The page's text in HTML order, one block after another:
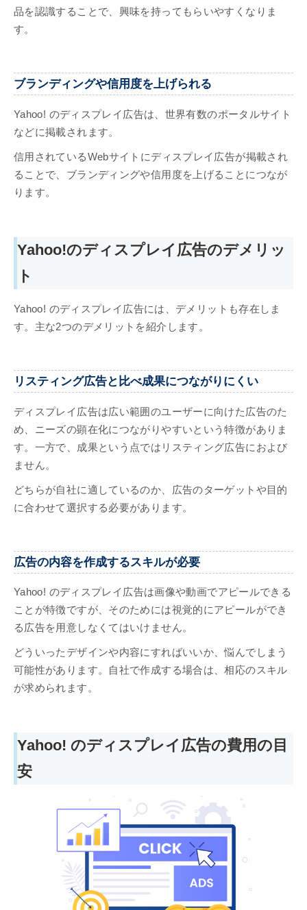
品を認識することで、興味を持ってもらいやすくなりま
す。
ブランディングや信用度を上げられる
Yahoo! のディスプレイ広告は、世界有数のポータルサイト
などに掲載されます。
信用されているWebサイトにディスプレイ広告が掲載され
ることで、ブランディングや信用度を上げることにつなが
ります。
Yahoo!のディスプレイ広告のデメリッ
ト
Yahoo! のディスプレイ広告には、デメリットも存在しま
す。主な2つのデメリットを紹介します。
リスティング広告と比べ成果につながりにくい
ディスプレイ広告は広い範囲のユーザーに向けた広告のた
め、ニーズの顕在化につながりやすいという特徴がありま
す。一方で、成果という点ではリスティング広告におよび
ません。
どちらが自社に適しているのか、広告のターゲットや目的
に合わせて選択する必要があります。
広告の内容を作成するスキルが必要
Yahoo! のディスプレイ広告は画像や動画でアピールできる
ことが特徴ですが、そのためには視覚的にアピールができ
る広告を用意しなくてはいけません。
どういったデザインや内容にすればいいか、悩んでしまう
可能性があります。自社で作成する場合は、相応のスキル
が求められます。
Yahoo! のディスプレイ広告の費用の目
安